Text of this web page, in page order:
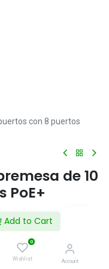
Add to Cart
0
Wishlist Account
con 8 puertos
de 10
PoE+